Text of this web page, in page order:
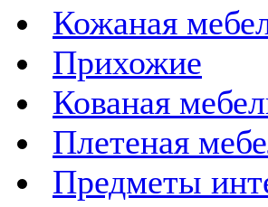
Кожаная
Прихожие
Кованая
Плетеная
Предметы